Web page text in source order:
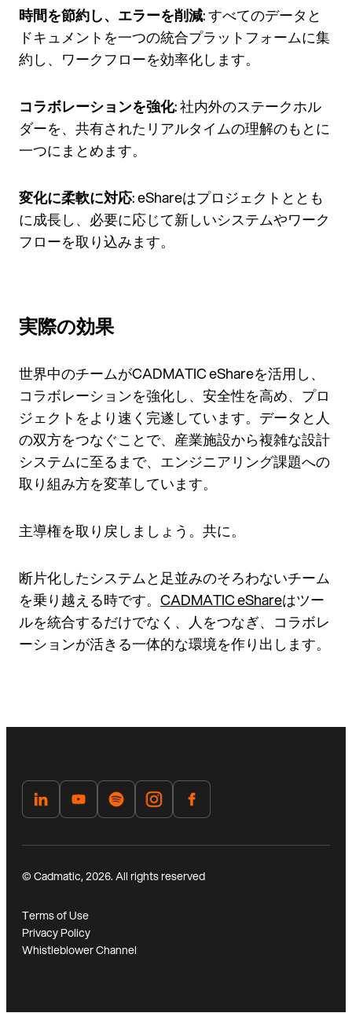
時間を節約し、エラーを削減: すべてのデータと
ドキュメントを一つの統合プラットフォームに集
約し、ワークフローを効率化します。
コラボレーションを強化: 社内外のステークホル
ダーを、共有されたリアルタイムの理解のもとに
一つにまとめます。
変化に柔軟に対応: eShareはプロジェクトととも
に成長し、必要に応じて新しいシステムやワーク
フローを取り込みます。
実際の効果
世界中のチームがCADMATIC eShareを活用し、
コラボレーションを強化し、安全性を高め、プロ
ジェクトをより速く完遂しています。データと人
の双方をつなぐことで、産業施設から複雑な設計
システムに至るまで、エンジニアリング課題への
取り組み方を変革しています。
主導権を取り戻しましょう。共に。
断片化したシステムと足並みのそろわないチーム
を乗り越える時です。 CADMATIC eShareはツー
ルを統合するだけでなく、人をつなぎ、コラボレ
ーションが活きる一体的な環境を作り出します。
© Cadmatic, 2026. All rights reserved
Terms of Use
Privacy Policy
Whistleblower Channel